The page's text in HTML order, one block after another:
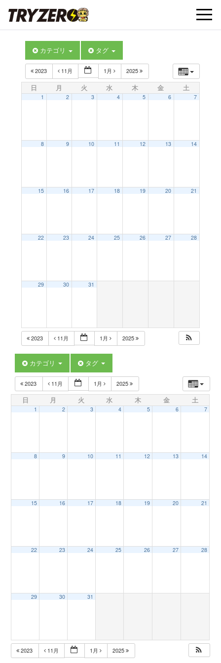
t
t
i
カテゴリ タグ
2023 11月 1月 2025
日 月 火 水 木 金 土
1 2 3 4 5 6 7
8 9 10 11 12 13 14
15 16 17 18 19 20 21
22 23 24 25 26 27 28
29 30 31
2023 11月 1月 2025
カテゴリ タグ
2023 11月 1月 2025
日 月 火 水 木 金 土
1 2 3 4 5 6 7
8 9 10 11 12 13 14
15 16 17 18 19 20 21
22 23 24 25 26 27 28
29 30 31
2023 11月 1月 2025